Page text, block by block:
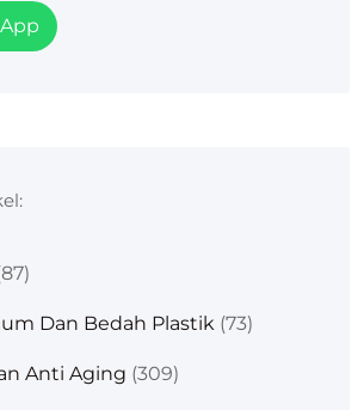
Dan Bedah Plastik (73)
Anti Aging (309)